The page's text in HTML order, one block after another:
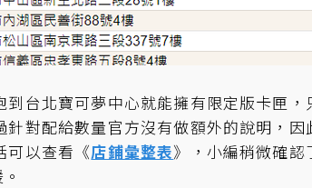
台北寶可夢中心就能擁有限定版卡匣，
對配給數量官方沒有做額外的說明，因
可以查看《店鋪彙整表》，小編稍微確認